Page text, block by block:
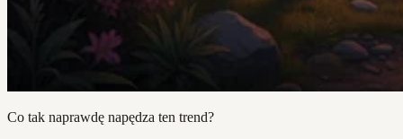
Co tak naprawdę napędza ten trend?